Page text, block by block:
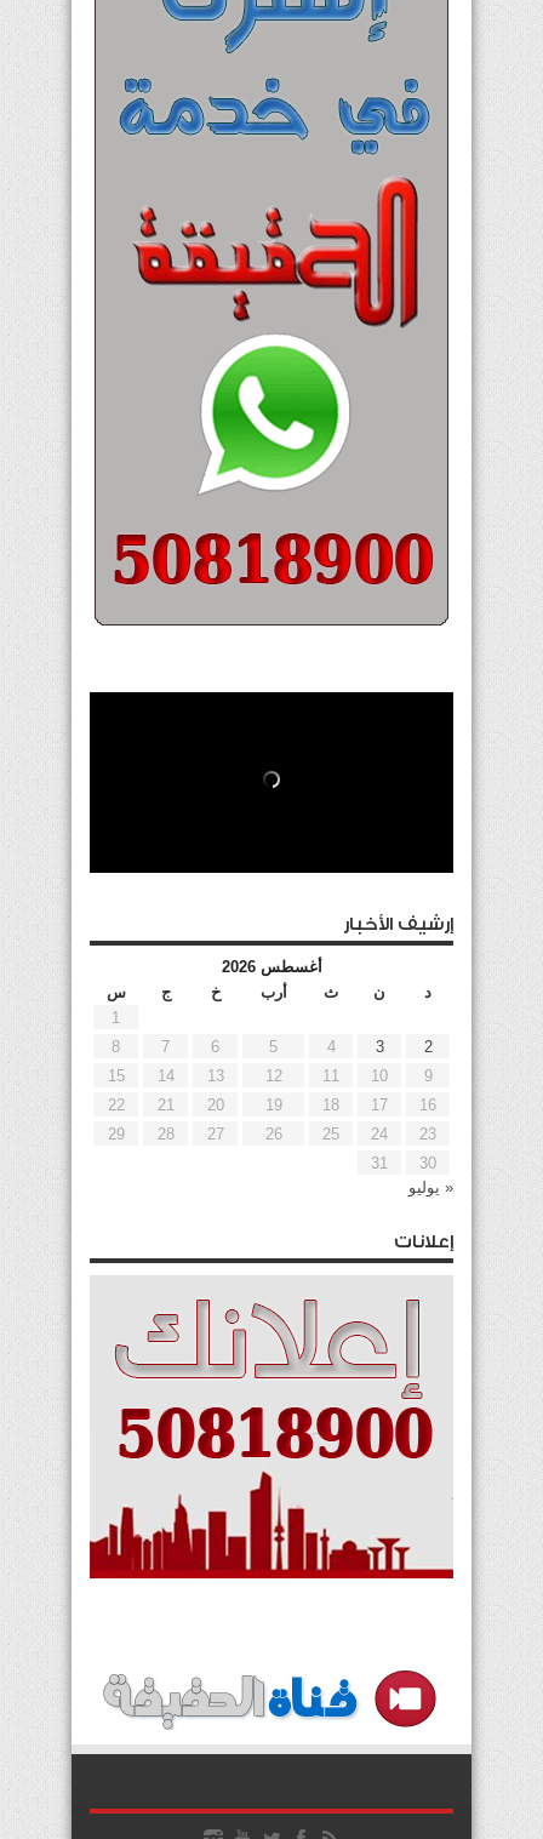
إرشيف الأخبار
أغسطس 2026
د
ن ث أرب خ ج
س
1
2
3
4
5
6
7
8
9
10
11
12
13
14
15
16
17
18
19
20
21
22
23
24
25
26
27
28
29
30
31
« يوليو
إعلانات